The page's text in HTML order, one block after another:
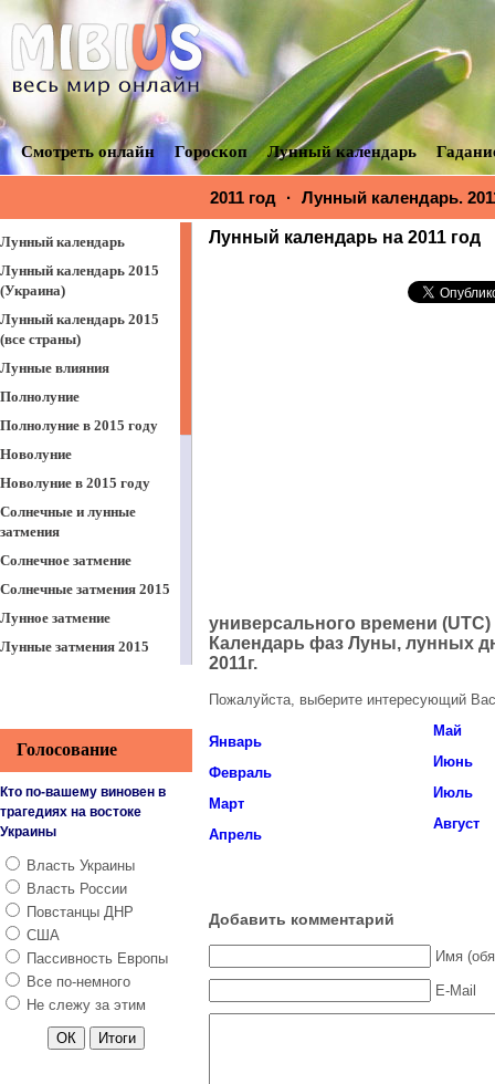
Смотреть онлайн Гороскоп Лунный календарь
2011 год · Лунный календарь.
Лунный календарь на 2011 год
универсального времени (UTC)
Календарь фаз Луны, лунных
2011г.
Пожалуйста, выберите интересующий
Январь
Февраль
Март
Апрель
Май
Июнь
Июль
Август
Добавить комментарий
Имя
E-Mail
Лунный календарь
Лунный календарь 2015
(Украина)
Лунный календарь 2015
(все страны)
Лунные влияния
Полнолуние
Полнолуние в 2015 году
Новолуние
Новолуние в 2015 году
Солнечные и лунные
затмения
Солнечное затмение
Солнечные затмения 2015
Лунное затмение
Лунные затмения 2015
Лунный календарь
стрижки волос
календарь
Посевная таблица 2015
Посевной календарь 2015
Лунный календарь
красоты
2014 год
2013 год
2012 год
2011 год
Лунный
Голосование
Кто по-вашему виновен в
трагедиях на востоке
Украины
Власть Украины
Власть России
Повстанцы ДНР
США
Пассивность Европы
Все по-немного
Не слежу за этим